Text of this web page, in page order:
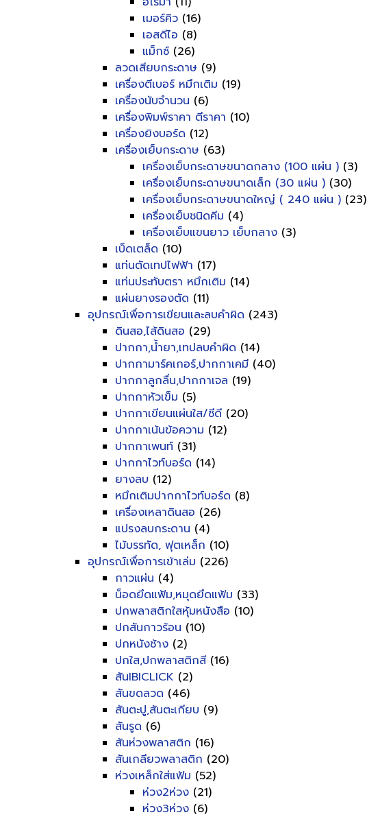
เมอร์คิว (16)
เอสดีไอ (8)
แม็กซ์ (26)
ลวดเสียบกระดาษ (9)
เครื่องตีเบอร์ หมึกเติม (19)
เครื่องนับจำนวน (6)
เครื่องพิมพ์ราคา ตีราคา (10)
เครื่องยิงบอร์ด (12)
เครื่องเย็บกระดาษ (63)
เครื่องเย็บกระดาษขนาดกลาง (100 แผ่น ) (3)
เครื่องเย็บกระดาษขนาดเล็ก (30 แผ่น ) (30)
เครื่องเย็บกระดาษขนาดใหญ่ ( 240 แผ่น ) (23)
เครื่องเย็บชนิดคีม (4)
เครื่องเย็บแขนยาว เย็บกลาง (3)
เบ็ดเตล็ด (10)
แท่นตัดเทปไฟฟ้า (17)
แท่นประทับตรา หมึกเติม (14)
แผ่นยางรองตัด (11)
อุปกรณ์เพื่อการเขียนและลบคำผิด (243)
ดินสอ,ไส้ดินสอ (29)
ปากกา,น้ำยา,เทปลบคำผิด (14)
ปากกามาร์คเกอร์,ปากกาเคมี (40)
ปากกาลูกลื่น,ปากกาเจล (19)
ปากกาหัวเข็ม (5)
ปากกาเขียนแผ่นใส/ซีดี (20)
ปากกาเน้นข้อความ (12)
ปากกาเพนท์ (31)
ปากกาไวท์บอร์ด (14)
ยางลบ (12)
หมึกเติมปากกาไวท์บอร์ด (8)
เครื่องเหลาดินสอ (26)
แปรงลบกระดาน (4)
ไม้บรรทัด, ฟุตเหล็ก (10)
อุปกรณ์เพื่อการเข้าเล่ม (226)
กาวแผ่น (4)
น็อดยึดแฟ้ม,หมุดยึดแฟ้ม (33)
ปกพลาสติกใสหุ้มหนังสือ (10)
ปกสันกาวร้อน (10)
ปกหนังช้าง (2)
ปกใส,ปกพลาสติกสี (16)
สันIBICLICK (2)
สันขดลวด (46)
สันตะปู,สันตะเกียบ (9)
สันรูด (6)
สันห่วงพลาสติก (16)
สันเกลียวพลาสติก (20)
ห่วงเหล็กใส่แฟ้ม (52)
ห่วง2ห่วง (21)
ห่วง3ห่วง (6)